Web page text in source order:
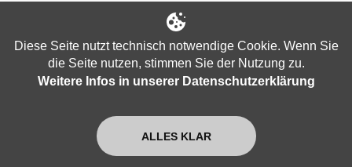
Ihnen gefällt unser Programm? Machen wir uns
gemeinsam im Rahmen einer "digitalen
finanziellen Selbstverteidigung" unabhängig
vom Bankensystem und unterstützen Sie uns
bitte mit der:
Spenden-Kryptowährung „Nackte Mark“:
https://apolut.net/unterstuetzen/#nacktemark
Diese Seite nutzt technisch notwendige Cookie. Wenn Sie
die Seite nutzen, stimmen Sie der Nutzung zu.
Weitere Infos in unserer Datenschutzerklärung
ALLES KLAR